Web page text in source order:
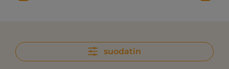
suodatin